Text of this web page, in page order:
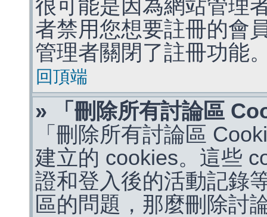
很可能是因為網站管理
者禁用您想要註冊的會
管理者關閉了註冊功能
回頂端
» 「刪除所有討論區
「刪除所有討論區
建立的 cookies。這些
證和登入後的活動記錄
區的問題，那麼刪除討